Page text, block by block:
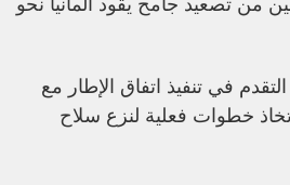
في تنفيذ اتفاق الإطار مع
خطوات فعلية لنزع سلاح